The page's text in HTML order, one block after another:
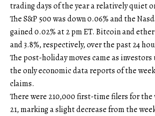
trading days of the year a relatively quiet
The S&P 500 was down 0.06% and the
gained 0.02% at 2 pm ET. Bitcoin and
and 3.8%, respectively, over the past 24
The post-holiday moves came as investors
the only economic data reports of the
claims.
There were 210,000 first-time filers for the
21, marking a slight decrease from the